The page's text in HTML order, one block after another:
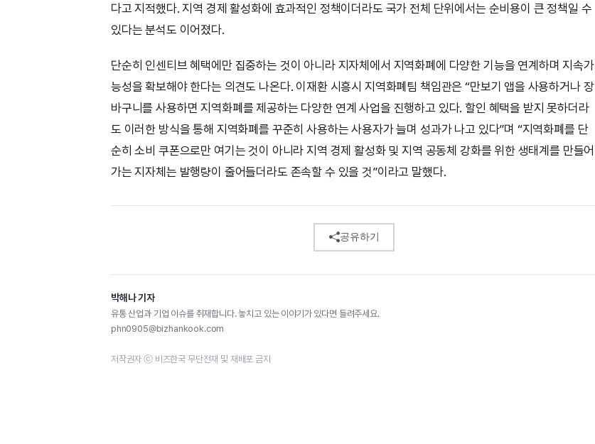
다고 지적했다. 지역 경제 활성화에 효과적인 정책이더라도 국가 전체 단위에서는 순비용이 큰 정책일 수
있다는 분석도 이어졌다.
단순히 인센티브 혜택에만 집중하는 것이 아니라 지자체에서 지역화폐에 다양한 기능을 연계하며 지속가
능성을 확보해야 한다는 의견도 나온다. 이재환 시흥시 지역화폐팀 책임관은 “만보기 앱을 사용하거나 장
바구니를 사용하면 지역화폐를 제공하는 다양한 연계 사업을 진행하고 있다. 할인 혜택을 받지 못하더라
도 이러한 방식을 통해 지역화폐를 꾸준히 사용하는 사용자가 늘며 성과가 나고 있다”며 “지역화폐를 단
순히 소비 쿠폰으로만 여기는 것이 아니라 지역 경제 활성화 및 지역 공동체 강화를 위한 생태계를 만들어
가는 지자체는 발행량이 줄어들더라도 존속할 수 있을 것”이라고 말했다.
공유하기
박해나 기자
유통 산업과 기업 이슈를 취재합니다. 놓치고 있는 이야기가 있다면 들려주세요.
phn0905@bizhankook.com
저작권자 ⓒ 비즈한국 무단전재 및 재배포 금지